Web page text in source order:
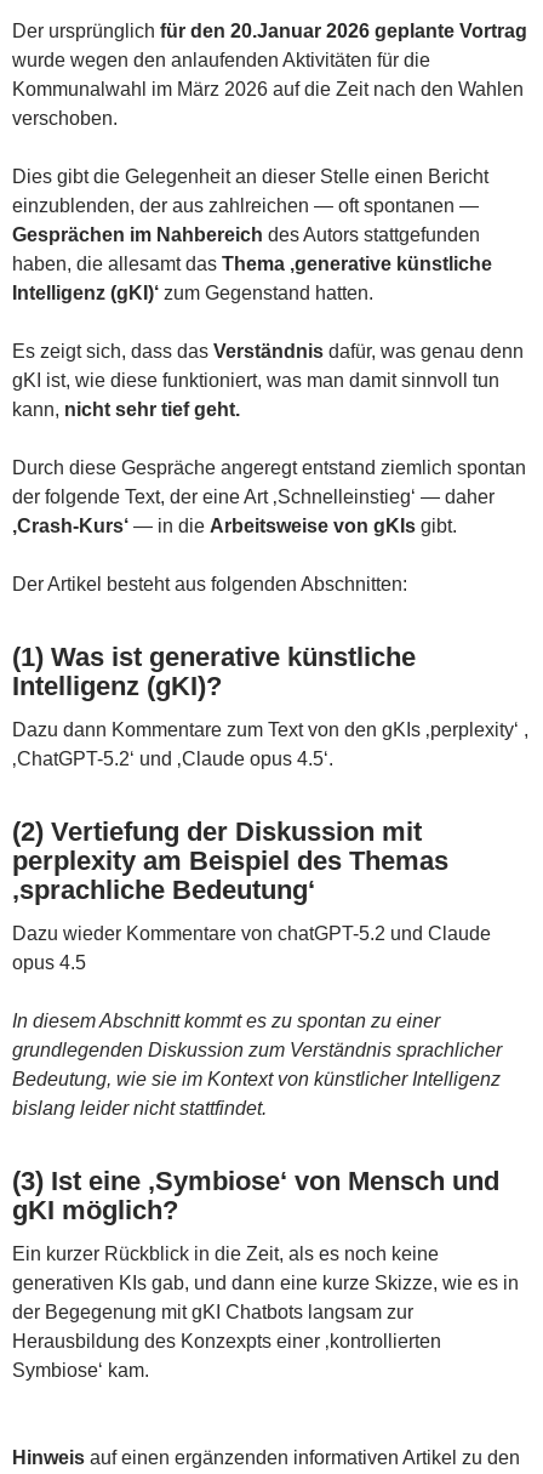
Der ursprünglich für den 20.Januar 2026 geplante Vortrag
wurde wegen den anlaufenden Aktivitäten für die
Kommunalwahl im März 2026 auf die Zeit nach den Wahlen
verschoben.
Dies gibt die Gelegenheit an dieser Stelle einen Bericht
einzublenden, der aus zahlreichen — oft spontanen —
Gesprächen im Nahbereich des Autors stattgefunden
haben, die allesamt das Thema ‚generative künstliche
Intelligenz (gKI)‘ zum Gegenstand hatten.
Es zeigt sich, dass das Verständnis dafür, was genau denn
gKI ist, wie diese funktioniert, was man damit sinnvoll tun
kann, nicht sehr tief geht.
Durch diese Gespräche angeregt entstand ziemlich spontan
der folgende Text, der eine Art ‚Schnelleinstieg‘ — daher
‚Crash-Kurs‘ — in die Arbeitsweise von gKIs gibt.
Der Artikel besteht aus folgenden Abschnitten:
(1) Was ist generative künstliche
Intelligenz (gKI)?
Dazu dann Kommentare zum Text von den gKIs ‚perplexity‘ ,
‚ChatGPT-5.2‘ und ‚Claude opus 4.5‘.
(2) Vertiefung der Diskussion mit
perplexity am Beispiel des Themas
‚sprachliche Bedeutung‘
Dazu wieder Kommentare von chatGPT-5.2 und Claude
opus 4.5
In diesem Abschnitt kommt es zu spontan zu einer
grundlegenden Diskussion zum Verständnis sprachlicher
Bedeutung, wie sie im Kontext von künstlicher Intelligenz
bislang leider nicht stattfindet.
(3) Ist eine ‚Symbiose‘ von Mensch und
gKI möglich?
Ein kurzer Rückblick in die Zeit, als es noch keine
generativen KIs gab, und dann eine kurze Skizze, wie es in
der Begegenung mit gKI Chatbots langsam zur
Herausbildung des Konzexpts einer ‚kontrollierten
Symbiose‘ kam.
Hinweis auf einen ergänzenden informativen Artikel zu den